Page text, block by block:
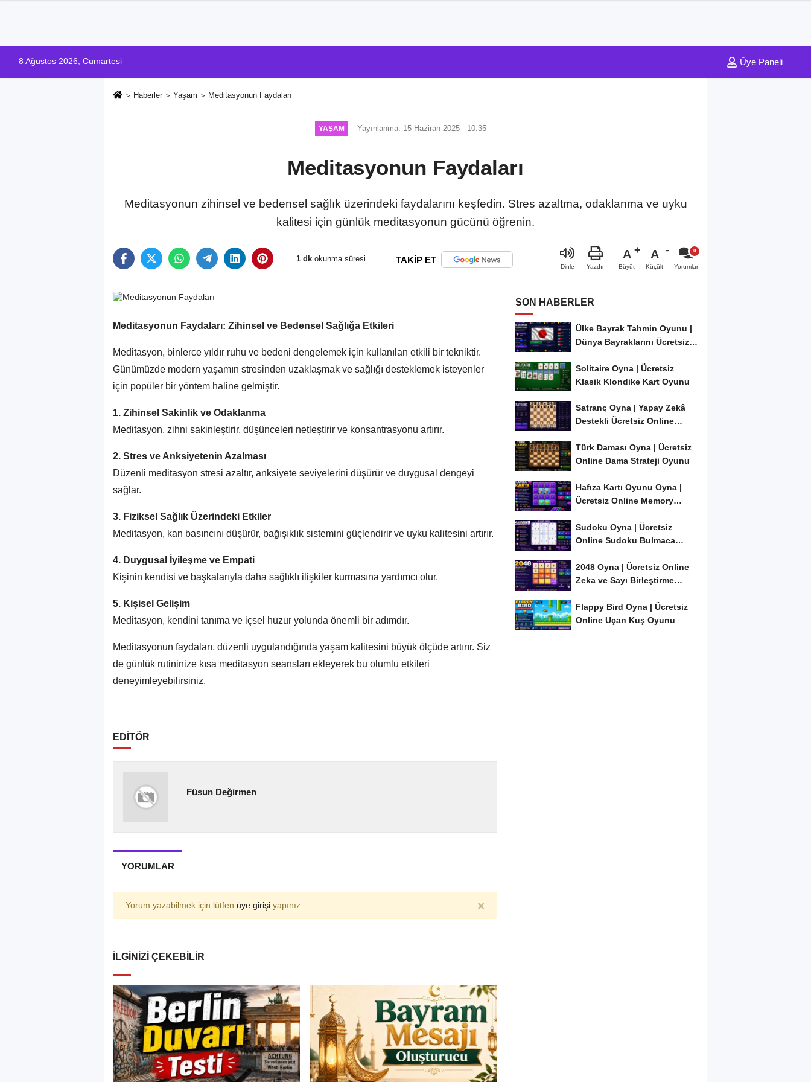
8 Ağustos 2026, Cumartesi Üye Paneli
Haberler Yaşam Meditasyonun Faydaları
YAŞAM Yayınlanma: 15 Haziran 2025 - 10:35
Meditasyonun Faydaları
Meditasyonun zihinsel ve bedensel sağlık üzerindeki faydalarını keşfedin. Stres azaltma, odaklanma ve uyku
kalitesi için günlük meditasyonun gücünü öğrenin.
1 dk okunma süresi TAKİP ET
Dinle Yazdır
A
Büyüt
A
Küçült Yorumlar
Meditasyonun Faydaları: Zihinsel ve Bedensel Sağlığa Etkileri
Meditasyon, binlerce yıldır ruhu ve bedeni dengelemek için kullanılan etkili bir tekniktir.
Günümüzde modern yaşamın stresinden uzaklaşmak ve sağlığı desteklemek isteyenler
için popüler bir yöntem haline gelmiştir.
1. Zihinsel Sakinlik ve Odaklanma
Meditasyon, zihni sakinleştirir, düşünceleri netleştirir ve konsantrasyonu artırır.
2. Stres ve Anksiyetenin Azalması
Düzenli meditasyon stresi azaltır, anksiyete seviyelerini düşürür ve duygusal dengeyi
sağlar.
3. Fiziksel Sağlık Üzerindeki Etkiler
Meditasyon, kan basıncını düşürür, bağışıklık sistemini güçlendirir ve uyku kalitesini artırır.
4. Duygusal İyileşme ve Empati
Kişinin kendisi ve başkalarıyla daha sağlıklı ilişkiler kurmasına yardımcı olur.
5. Kişisel Gelişim
Meditasyon, kendini tanıma ve içsel huzur yolunda önemli bir adımdır.
Meditasyonun faydaları, düzenli uygulandığında yaşam kalitesini büyük ölçüde artırır. Siz
de günlük rutininize kısa meditasyon seansları ekleyerek bu olumlu etkileri
deneyimleyebilirsiniz.
EDİTÖR
Füsun Değirmen
YORUMLAR
Yorum yazabilmek için lütfen üye girişi yapınız. ×
İLGINIZI ÇEKEBILIR
SON HABERLER
Ülke Bayrak Tahmin Oyunu |
Dünya Bayraklarını Ücretsiz
Solitaire Oyna | Ücretsiz
Klasik Klondike Kart Oyunu
Satranç Oyna | Yapay Zekâ
Destekli Ücretsiz Online
Türk Daması Oyna | Ücretsiz
Online Dama Strateji Oyunu
Hafıza Kartı Oyunu Oyna |
Ücretsiz Online Memory
Sudoku Oyna | Ücretsiz
Online Sudoku Bulmaca
2048 Oyna | Ücretsiz Online
Zeka ve Sayı Birleştirme
Flappy Bird Oyna | Ücretsiz
Online Uçan Kuş Oyunu